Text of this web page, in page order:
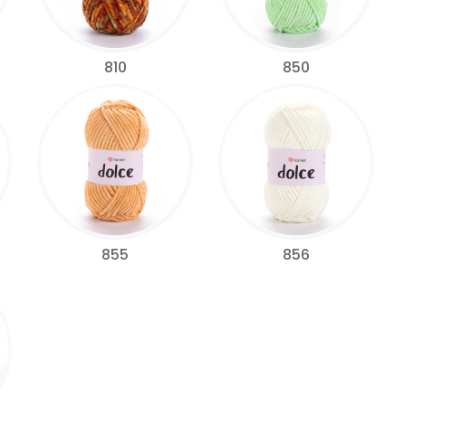
810 850
855 856